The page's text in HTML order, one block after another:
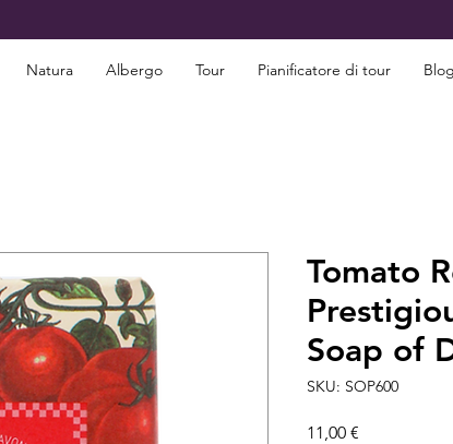
Natura Albergo Tour Pianificatore di tour Blog
Tomato
Soap of
SKU: SOP600
11,00 €